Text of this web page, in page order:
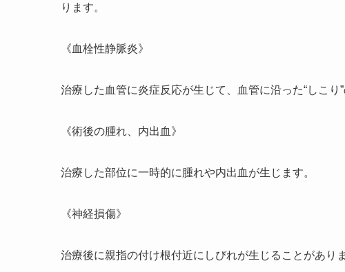
ります。
《血栓性静脈炎》
治療した血管に炎症反応が生じて、血管に沿った“しこり
《術後の腫れ、内出血》
治療した部位に一時的に腫れや内出血が生じます。
《神経損傷》
治療後に親指の付け根付近にしびれが生じることがありま